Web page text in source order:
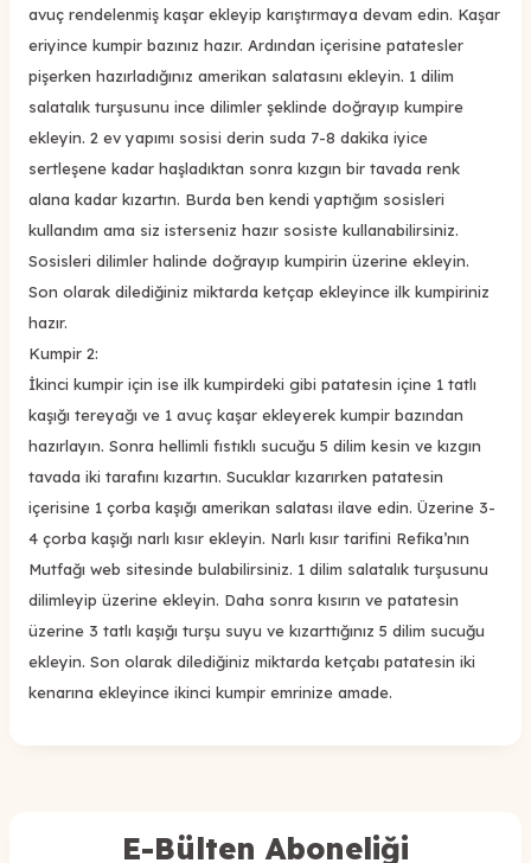
avuç rendelenmiş kaşar ekleyip karıştırmaya devam edin. Kaşar
eriyince kumpir bazınız hazır. Ardından içerisine patatesler
pişerken hazırladığınız amerikan salatasını ekleyin. 1 dilim
salatalık turşusunu ince dilimler şeklinde doğrayıp kumpire
ekleyin. 2 ev yapımı sosisi derin suda 7-8 dakika iyice
sertleşene kadar haşladıktan sonra kızgın bir tavada renk
alana kadar kızartın. Burda ben kendi yaptığım sosisleri
kullandım ama siz isterseniz hazır sosiste kullanabilirsiniz.
Sosisleri dilimler halinde doğrayıp kumpirin üzerine ekleyin.
Son olarak dilediğiniz miktarda ketçap ekleyince ilk kumpiriniz
hazır.
Kumpir 2:
İkinci kumpir için ise ilk kumpirdeki gibi patatesin içine 1 tatlı
kaşığı tereyağı ve 1 avuç kaşar ekleyerek kumpir bazından
hazırlayın. Sonra hellimli fıstıklı sucuğu 5 dilim kesin ve kızgın
tavada iki tarafını kızartın. Sucuklar kızarırken patatesin
içerisine 1 çorba kaşığı amerikan salatası ilave edin. Üzerine 3-
4 çorba kaşığı narlı kısır ekleyin. Narlı kısır tarifini Refika’nın
Mutfağı web sitesinde bulabilirsiniz. 1 dilim salatalık turşusunu
dilimleyip üzerine ekleyin. Daha sonra kısırın ve patatesin
üzerine 3 tatlı kaşığı turşu suyu ve kızarttığınız 5 dilim sucuğu
ekleyin. Son olarak dilediğiniz miktarda ketçabı patatesin iki
kenarına ekleyince ikinci kumpir emrinize amade.
E-Bülten Aboneliği